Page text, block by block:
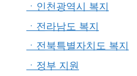
ㆍ인천광역시 복지
ㆍ전라남도 복지
ㆍ전북특별자치도 복지
ㆍ정부 지원